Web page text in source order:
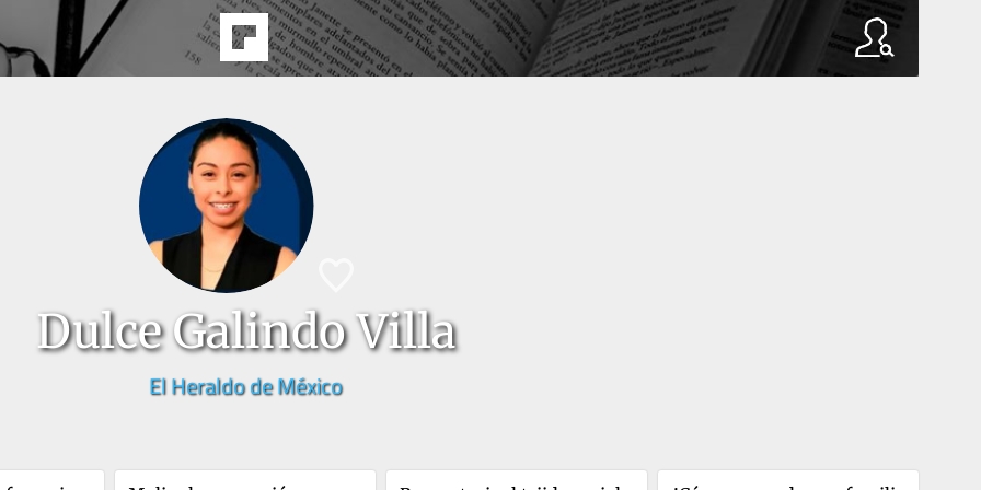
Dulce Galindo Villa
El Heraldo de México